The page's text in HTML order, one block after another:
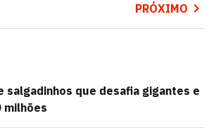
PRÓXIMO
salgadinhos que desafia gigantes e
milhões